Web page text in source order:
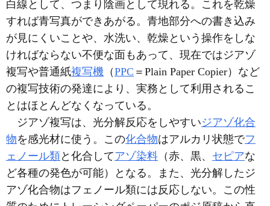
白線として、つまり陰画として現れる。これを乾燥
すれば青写真ができあがる。青地部分への書き込み
が見にくいことや、水洗い、乾燥という操作をしな
ければならない不便な面もあって、現在ではジアゾ
複写や普通紙複写機 （PPC ＝Plain Paper Copier）など
の複写技術の発達により、実務として利用されるこ
とはほとんどなくなっている。
ジアゾ複写は、光分解反応をしやすいジアゾ化合
物を感光材に使う。この化合物はアルカリ状態でフ
ェノール類と化合してアゾ染料 （赤、黒、 セピアな
ど各種の発色が可能）となる。また、光分解したジ
アゾ化合物はフェノール類には反応しない。この性